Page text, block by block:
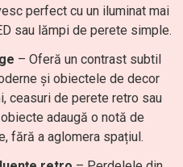
perfect cu un iluminat mai
sau lămpi de perete simple.
– Oferă un contrast subtil
și obiectele de decor
ceasuri de perete retro sau
adaugă o notă de
fără a aglomera spațiul.